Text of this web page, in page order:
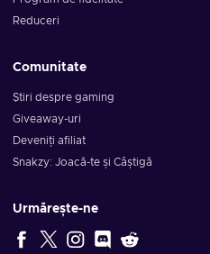
Reduceri
Comunitate
Știri despre gaming
Giveaway-uri
Deveniți afiliat
Snakzy: Joacă-te și Câștigă
Urmărește-ne